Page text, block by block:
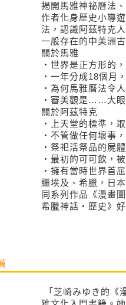
揭開馬雅神祕曆法
作者化身歷史小導
法，認識阿茲特克
一般存在的中美洲
關於馬雅
‧世界是正方形的
‧一年分成18個月
‧為何馬雅曆法令
‧審美觀是……大眼
關於阿茲特克
‧上天堂的標準，
‧不管做任何壞事
‧祭祀活祭品的屍
‧最初的可可飲，
‧擁有當時世界首
繼埃及、希臘，日
同系列作品《漫畫
希臘神話‧歷史》好
「芝崎みゆき的